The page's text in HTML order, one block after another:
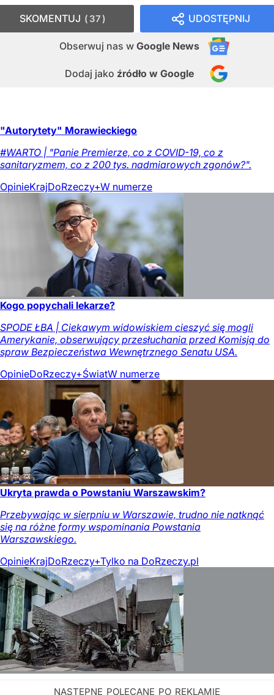
UDOSTĘPNIJ
Obserwuj nas w Google News
Dodaj jako źródło w Google
SKOMENTUJ 37
"Autorytety" Morawieckiego
#WARTO | "Panie Premierze, co z COVID-19, co z
sanitaryzmem, co z 200 tys. nadmiarowych zgonów?".
OpinieKrajDoRzeczy+W numerze
Kogo popychali lekarze?
SPODE ŁBA | Ciekawym widowiskiem cieszyć się mogli
Amerykanie, obserwujący przesłuchania przed Komisją do
spraw Bezpieczeństwa Wewnętrznego Senatu USA.
OpinieDoRzeczy+ŚwiatW numerze
Ukryta prawda o Powstaniu Warszawskim?
Przebywając w sierpniu w Warszawie, trudno nie natknąć
się na różne formy wspominania Powstania
Warszawskiego.
OpinieKrajDoRzeczy+Tylko na DoRzeczy.pl